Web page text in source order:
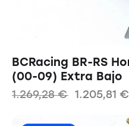
BCRacing BR-RS
(00-09) Extra Bajo
1.269,28€ 1.205,81 €